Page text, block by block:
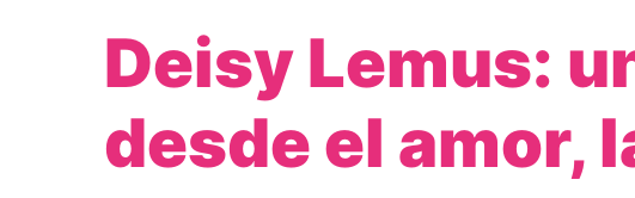
Deisy Lemus:
desde el amor,